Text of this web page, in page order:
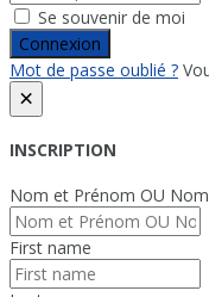
Se souvenir de moi
Connexion
Mot de passe oublié ?
×
INSCRIPTION
Nom et Prénom OU
First name